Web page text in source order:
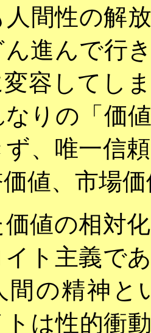
人間性の解
進んで行
容してし
りの「価
、唯一信
値、市場
値の相対
ト主義で
間の精神と
は性的衝